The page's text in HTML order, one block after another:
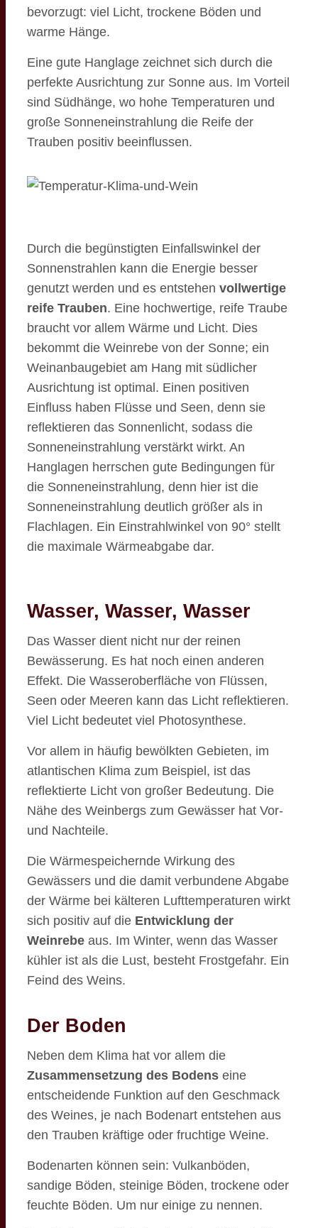
bevorzugt: viel Licht, trockene Böden und
warme Hänge.
Eine gute Hanglage zeichnet sich durch die
perfekte Ausrichtung zur Sonne aus. Im Vorteil
sind Südhänge, wo hohe Temperaturen und
große Sonneneinstrahlung die Reife der
Trauben positiv beeinflussen.
Durch die begünstigten Einfallswinkel der
Sonnenstrahlen kann die Energie besser
genutzt werden und es entstehen vollwertige
reife Trauben. Eine hochwertige, reife Traube
braucht vor allem Wärme und Licht. Dies
bekommt die Weinrebe von der Sonne; ein
Weinanbaugebiet am Hang mit südlicher
Ausrichtung ist optimal. Einen positiven
Einfluss haben Flüsse und Seen, denn sie
reflektieren das Sonnenlicht, sodass die
Sonneneinstrahlung verstärkt wirkt. An
Hanglagen herrschen gute Bedingungen für
die Sonneneinstrahlung, denn hier ist die
Sonneneinstrahlung deutlich größer als in
Flachlagen. Ein Einstrahlwinkel von 90° stellt
die maximale Wärmeabgabe dar.
Wasser, Wasser, Wasser
Das Wasser dient nicht nur der reinen
Bewässerung. Es hat noch einen anderen
Effekt. Die Wasseroberfläche von Flüssen,
Seen oder Meeren kann das Licht reflektieren.
Viel Licht bedeutet viel Photosynthese.
Vor allem in häufig bewölkten Gebieten, im
atlantischen Klima zum Beispiel, ist das
reflektierte Licht von großer Bedeutung. Die
Nähe des Weinbergs zum Gewässer hat Vor-
und Nachteile.
Die Wärmespeichernde Wirkung des
Gewässers und die damit verbundene Abgabe
der Wärme bei kälteren Lufttemperaturen wirkt
sich positiv auf die Entwicklung der
Weinrebe aus. Im Winter, wenn das Wasser
kühler ist als die Lust, besteht Frostgefahr. Ein
Feind des Weins.
Der Boden
Neben dem Klima hat vor allem die
Zusammensetzung des Bodens eine
entscheidende Funktion auf den Geschmack
des Weines, je nach Bodenart entstehen aus
den Trauben kräftige oder fruchtige Weine.
Bodenarten können sein: Vulkanböden,
sandige Böden, steinige Böden, trockene oder
feuchte Böden. Um nur einige zu nennen.